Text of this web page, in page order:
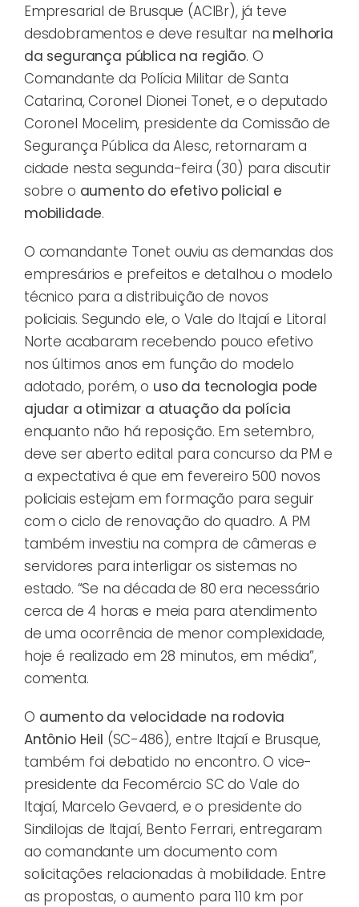
Empresarial de Brusque (ACIBr), já teve
desdobramentos e deve resultar na melhoria
da segurança pública na região. O
Comandante da Polícia Militar de Santa
Catarina, Coronel Dionei Tonet, e o deputado
Coronel Mocelim, presidente da Comissão de
Segurança Pública da Alesc, retornaram a
cidade nesta segunda-feira (30) para discutir
sobre o aumento do efetivo policial e
mobilidade.
O comandante Tonet ouviu as demandas dos
empresários e prefeitos e detalhou o modelo
técnico para a distribuição de novos
policiais. Segundo ele, o Vale do Itajaí e Litoral
Norte acabaram recebendo pouco efetivo
nos últimos anos em função do modelo
adotado, porém, o uso da tecnologia pode
ajudar a otimizar a atuação da polícia
enquanto não há reposição. Em setembro,
deve ser aberto edital para concurso da PM e
a expectativa é que em fevereiro 500 novos
policiais estejam em formação para seguir
com o ciclo de renovação do quadro. A PM
também investiu na compra de câmeras e
servidores para interligar os sistemas no
estado. “Se na década de 80 era necessário
cerca de 4 horas e meia para atendimento
de uma ocorrência de menor complexidade,
hoje é realizado em 28 minutos, em média”,
comenta.
O aumento da velocidade na rodovia
Antônio Heil (SC-486), entre Itajaí e Brusque,
também foi debatido no encontro. O vice-
presidente da Fecomércio SC do Vale do
Itajaí, Marcelo Gevaerd, e o presidente do
Sindilojas de Itajaí, Bento Ferrari, entregaram
ao comandante um documento com
solicitações relacionadas à mobilidade. Entre
as propostas, o aumento para 110 km por